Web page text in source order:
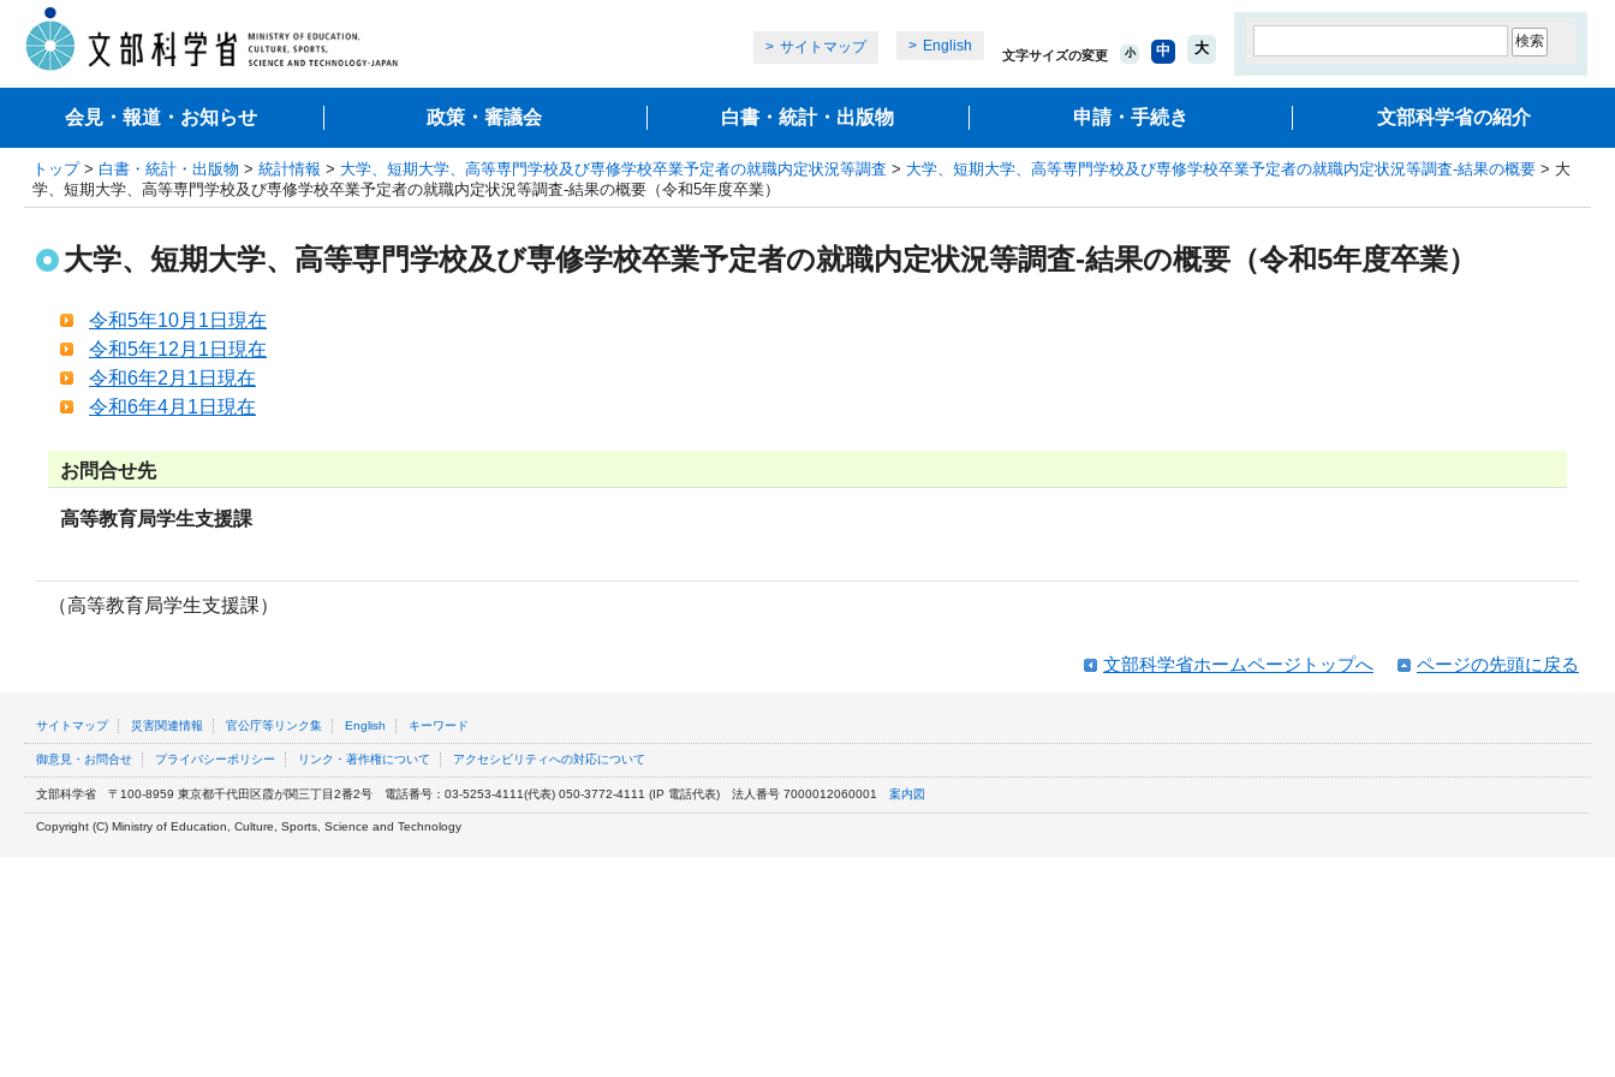
サイトマップ English
文字サイズの変更 小 中 大
会見・報道・お知らせ 政策・審議会 白書・統計・出版物 申請・手続き 文部科学省の紹介
トップ> 白書・統計・出版物 > 統計情報 > 大学、短期大学、高等専門学校及び専修学校卒業予定者の就職内定状況等調査 > 大学、短期大学、高等専門学校及び専修学校卒業予定者の就職内定状況等調査-結果の概要 > 大
学、短期大学、高等専門学校及び専修学校卒業予定者の就職内定状況等調査‐結果の概要（令和5年度卒業）
大学、短期大学、高等専門学校及び専修学校卒業予定者の就職内定状況等調査‐結果の概要（令和5年度卒業）
令和5年10月1日現在
令和5年12月1日現在
令和6年2月1日現在
令和6年4月1日現在
お問合せ先
高等教育局学生支援課
（高等教育局学生支援課）
ページの先頭に戻る
文部科学省ホームページトップへ
サイトマップ 災害関連情報 官公庁等リンク集 English キーワード
御意見・お問合せ プライバシーポリシー リンク・著作権について アクセシビリティへの対応について
文部科学省 〒100-8959 東京都千代田区霞が関三丁目2番2号 電話番号：03-5253-4111(代表) 050-3772-4111 (IP 電話代表) 法人番号 7000012060001 案内図
Copyright (C) Ministry of Education, Culture, Sports, Science and Technology